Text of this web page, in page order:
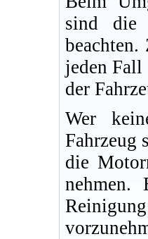
sind die
jeden Fall
der
Wer
Fahrzeug
die
nehmen.